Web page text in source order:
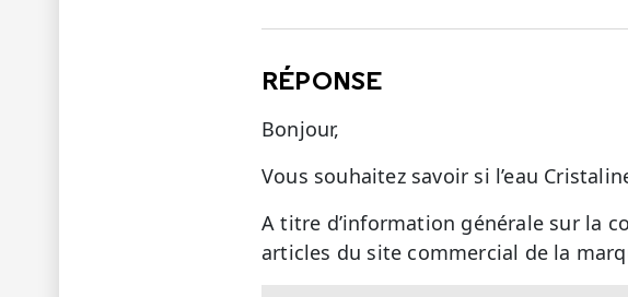
RÉPONSE
Bonjour,
Vous souhaitez savoir si l’eau
A titre d’information générale sur la
articles du site commercial de la